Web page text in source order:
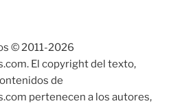
© 2011-2026
El copyright del texto,
de
pertenecen a los autores,